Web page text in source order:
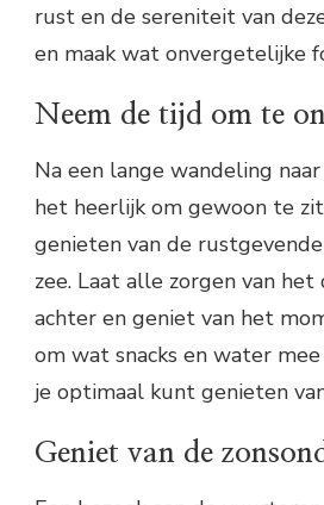
rust en de sereniteit van
en maak wat onvergetelijke
Neem de tijd om te
Na een lange wandeling
het heerlijk om gewoon te
genieten van de
zee. Laat alle zorgen van
achter en geniet van het
om wat snacks en water
je optimaal kunt genieten
Geniet van de